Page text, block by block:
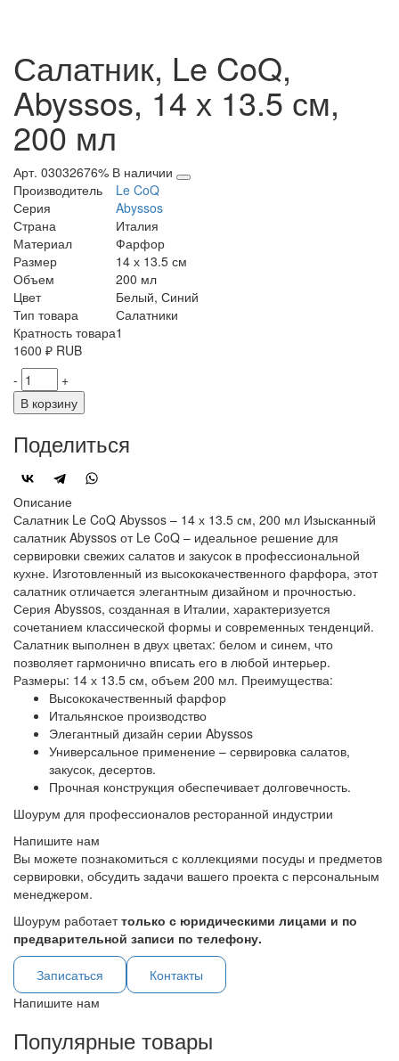
Салатник, Le CoQ,
Abyssos, 14 х 13.5 см,
200 мл
Арт. 03032676% В наличии
Производитель
Le CoQ
Серия
Abyssos
Страна
Италия
Материал
Фарфор
Размер
14 х 13.5 см
Объем
200 мл
Цвет
Белый, Синий
Тип товара
Салатники
Кратность товара1
1600 ₽ RUB
-
+
В корзину
Поделиться
Описание
Салатник Le CoQ Abyssos – 14 х 13.5 см, 200 мл Изысканный
салатник Abyssos от Le CoQ – идеальное решение для
сервировки свежих салатов и закусок в профессиональной
кухне. Изготовленный из высококачественного фарфора, этот
салатник отличается элегантным дизайном и прочностью.
Серия Abyssos, созданная в Италии, характеризуется
сочетанием классической формы и современных тенденций.
Салатник выполнен в двух цветах: белом и синем, что
позволяет гармонично вписать его в любой интерьер.
Размеры: 14 х 13.5 см, объем 200 мл. Преимущества:
Высококачественный фарфор
Итальянское производство
Элегантный дизайн серии Abyssos
Универсальное применение – сервировка салатов,
закусок, десертов.
Прочная конструкция обеспечивает долговечность.
Шоурум для профессионалов ресторанной индустрии
Напишите нам
Вы можете познакомиться с коллекциями посуды и предметов
сервировки, обсудить задачи вашего проекта с персональным
менеджером.
Шоурум работаеттолько с юридическими лицами и по
предварительной записи по телефону.
Записаться
Контакты
Напишите нам
Популярные товары